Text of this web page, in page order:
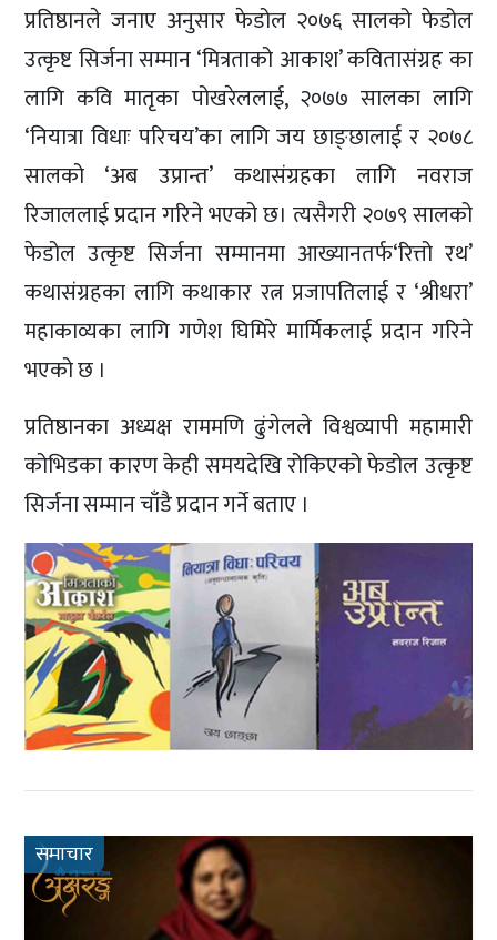
प्रतिष्ठानले जनाए अनुसार फेडोल २०७६ सालको फेडोल
उत्कृष्ट सिर्जना सम्मान ‘मित्रताको आकाश’ कवितासंग्रह का
लागि कवि मातृका पोखरेललाई, २०७७ सालका लागि
‘नियात्रा विधाः परिचय’का लागि जय छाङ्छालाई र २०७८
सालको ‘अब उप्रान्त’ कथासंग्रहका लागि नवराज
रिजाललाई प्रदान गरिने भएको छ। त्यसैगरी २०७९ सालको
फेडोल उत्कृष्ट सिर्जना सम्मानमा आख्यानतर्फ‘रित्तो रथ’
कथासंग्रहका लागि कथाकार रत्न प्रजापतिलाई र ‘श्रीधरा’
महाकाव्यका लागि गणेश घिमिरे मार्मिकलाई प्रदान गरिने
भएको छ ।
प्रतिष्ठानका अध्यक्ष राममणि ढुंगेलले विश्वव्यापी महामारी
कोभिडका कारण केही समयदेखि रोकिएको फेडोल उत्कृष्ट
सिर्जना सम्मान चाँडै प्रदान गर्ने बताए ।
समाचार